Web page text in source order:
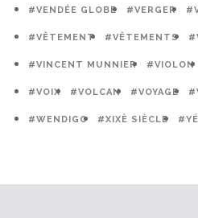
#VENDÉE GLOBE #VERGER
#VÊTEMENT #VÊTEMENTS
#VINCENT MUNNIER #VIOLON
#VOIX #VOLCAN #VOYAGE
#WENDIGO #XIXÈ SIÈCLE